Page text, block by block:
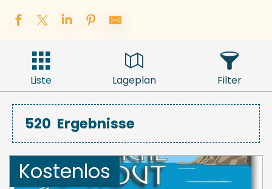
Liste Lageplan Filter
520 Ergebnisse
Kostenlos